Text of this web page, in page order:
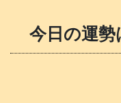
今日の運勢